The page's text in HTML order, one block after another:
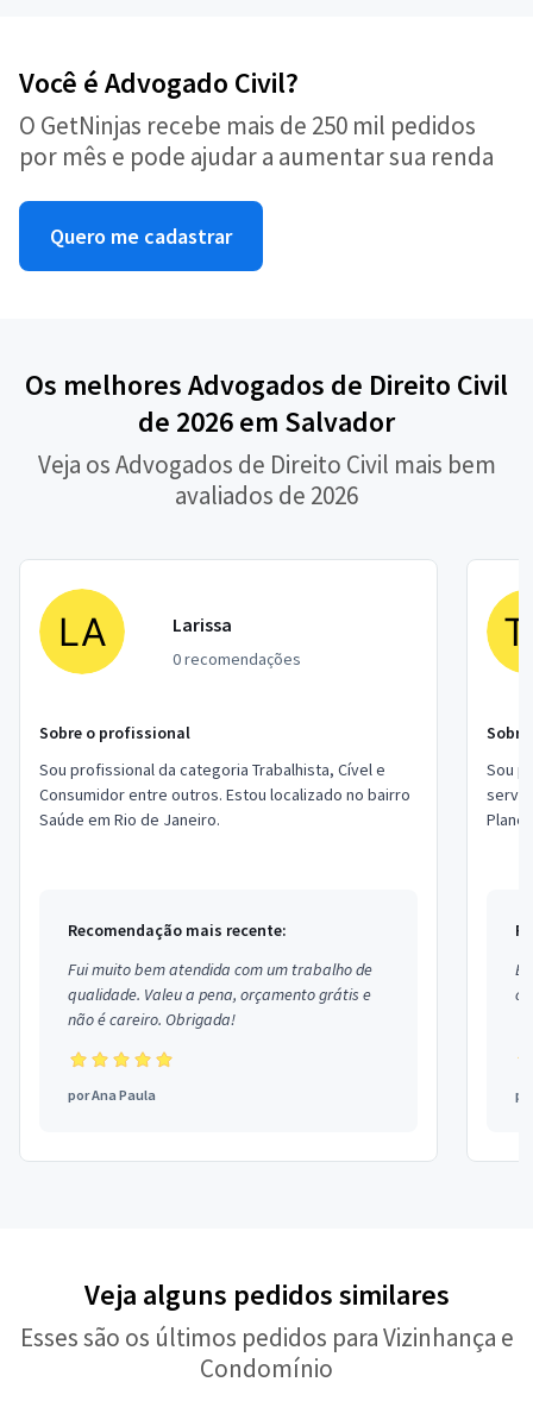
Você é Advogado Civil?
O GetNinjas recebe mais de 250 mil pedidos
por mês e pode ajudar a aumentar sua renda
Quero me cadastrar
Os melhores Advogados de Direito Civil
de 2026 em Salvador
Veja os Advogados de Direito Civil mais bem
avaliados de 2026
Larissa
0 recomendações
Sobre o profissional
Sou profissional da categoria Trabalhista, Cível e
Consumidor entre outros. Estou localizado no bairro
Saúde em Rio de Janeiro.
Recomendação mais recente:
Fui muito bem atendida com um trabalho de
qualidade. Valeu a pena, orçamento grátis e
não é careiro. Obrigada!
porAna Paula
Sou
Veja alguns pedidos similares
Esses são os últimos pedidos para Vizinhança e
Condomínio